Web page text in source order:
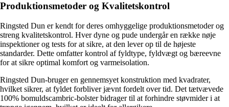
Produktionsmetoder og Kvalitetskontrol
Ringsted Dun er kendt for deres omhyggelige produktionsmetoder og
streng kvalitetskontrol. Hver dyne og pude undergår en række nøje
inspektioner og tests for at sikre, at den lever op til de højeste
standarder. Dette omfatter kontrol af fyldtype, fyldvægt og bæreevne
for at sikre optimal komfort og varmeisolation.
Ringsted Dun-bruger en gennemsyet konstruktion med kvadrater,
hvilket sikrer, at fyldet forbliver jævnt fordelt over tid. Det tætvævede
100% bomuldscambric-bolster bidrager til at forhindre støvmider i at